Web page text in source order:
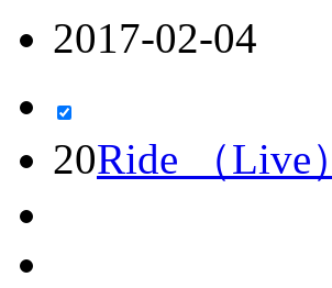
2017-02-04
20Ride （Live）